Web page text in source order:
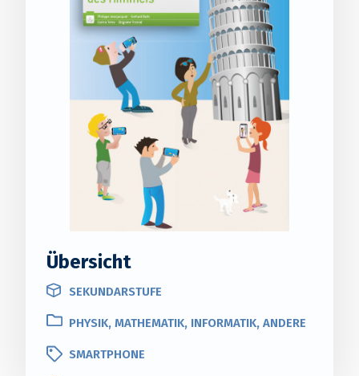
Übersicht
SEKUNDARSTUFE
PHYSIK, MATHEMATIK, INFORMATIK, ANDERE
SMARTPHONE